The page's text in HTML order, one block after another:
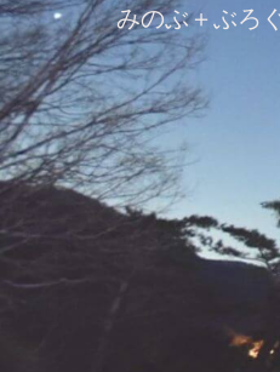
みのぶ＋ぶろ